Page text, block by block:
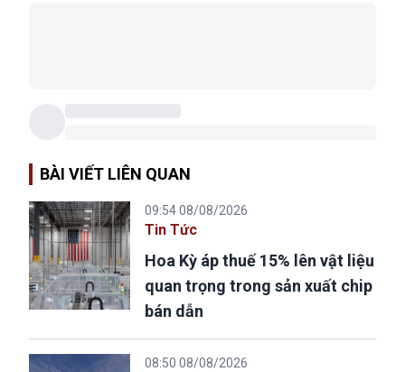
BÀI VIẾT LIÊN QUAN
09:54 08/08/2026
Tin Tức
Hoa Kỳ áp thuế 15% lên vật liệu
quan trọng trong sản xuất chip
bán dẫn
08:50 08/08/2026